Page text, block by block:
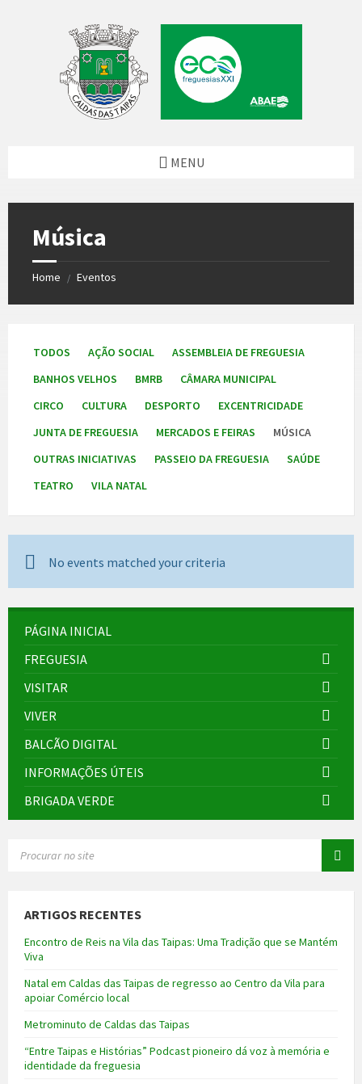
MENU
Música
Home / Eventos
TODOS AÇÃO SOCIAL
ASSEMBLEIA DE FREGUESIA
BANHOS VELHOS
BMRB
CÂMARA MUNICIPAL
CIRCO
CULTURA DESPORTO
EXCENTRICIDADE
JUNTA DE FREGUESIA
MERCADOS E FEIRAS
MÚSICA
OUTRAS INICIATIVAS
PASSEIO DA FREGUESIA
SAÚDE
TEATRO
VILA NATAL
No events matched your criteria
PÁGINA INICIAL
FREGUESIA
VISITAR
VIVER
BALCÃO DIGITAL
INFORMAÇÕES ÚTEIS
BRIGADA VERDE
ARTIGOS RECENTES
Encontro de Reis na Vila das Taipas: Uma Tradição que se Mantém
Viva
Natal em Caldas das Taipas de regresso ao Centro da Vila para
apoiar Comércio local
Metrominuto de Caldas das Taipas
“Entre Taipas e Histórias” Podcast pioneiro dá voz à memória e
identidade da freguesia